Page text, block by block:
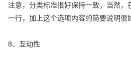
注意，分类标准很好保持一致，当然，
一行，加上这个选项内容的简要说明很
8、互动性